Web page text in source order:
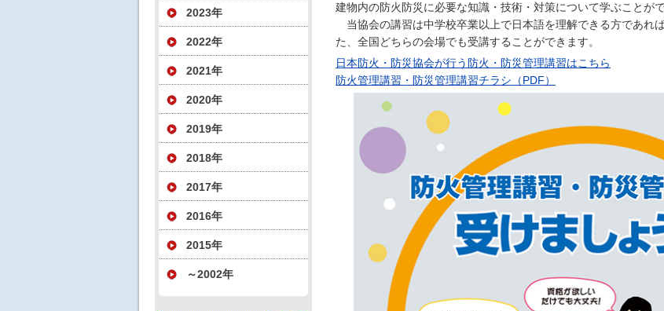
2023年
2022年
2021年
2020年
2019年
2018年
2017年
2016年
2015年
～2002年
建物内の防火防災に必要な知識・技術・対策について学ぶことが
当協会の講習は中学校卒業以上で日本語を理解できる方であれ
た、全国どちらの会場でも受講することができます。
日本防火・防災協会が行う防火・防災管理講習はこちら
防火管理講習・防災管理講習チラシ（PDF）